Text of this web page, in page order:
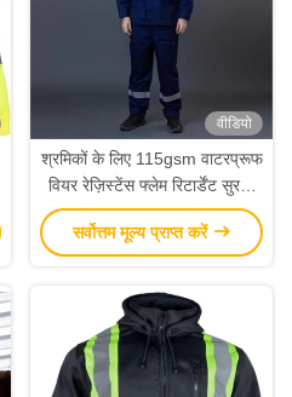
वीडियो
श्रमिकों के लिए 115gsm वाटरप्रूफ
वियर रेज़िस्टेंस फ्लेम रिटार्डेंट सुरक्षा
कवरऑल
सर्वोत्तम मूल्य प्राप्त करें